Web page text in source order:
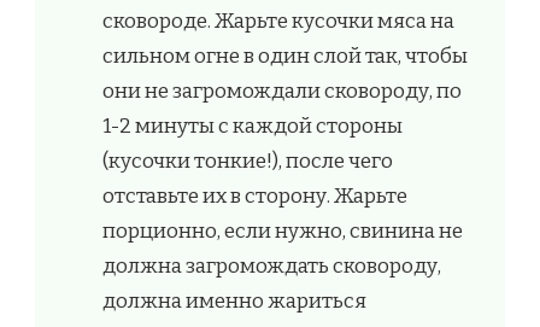
сковороде. Жарьте кусочки мяса на
сильном огне в один слой так, чтобы
они не загромождали сковороду, по
1-2 минуты с каждой стороны
(кусочки тонкие!), после чего
отставьте их в сторону. Жарьте
порционно, если нужно, свинина не
должна загромождать сковороду,
должна именно жариться